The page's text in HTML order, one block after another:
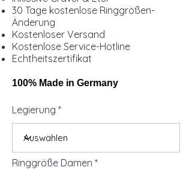
30 Tage kostenlose Ringgrößen-
Änderung
Kostenloser Versand
Kostenlose Service-Hotline
Echtheitszertifikat
100% Made in Germany
Legierung
Ringgröße Damen